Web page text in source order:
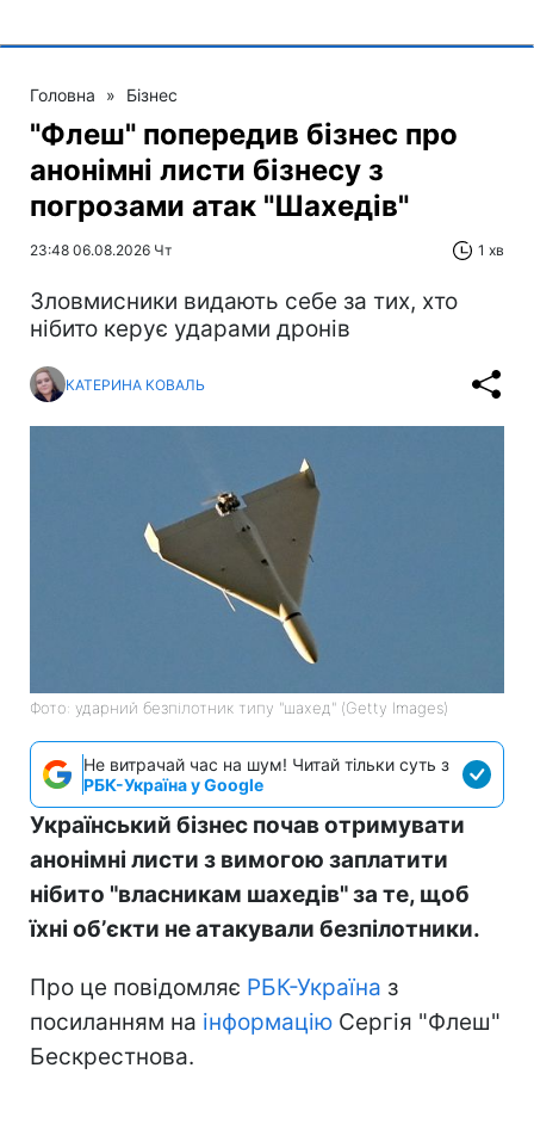
Головна » Бізнес
"Флеш" попередив бізнес про
анонімні листи бізнесу з
погрозами атак "Шахедів"
23:48 06.08.2026 Чт 1 хв
Зловмисники видають себе за тих, хто
нібито керує ударами дронів
КАТЕРИНА КОВАЛЬ
Фото: ударний безпілотник типу "шахед" (Getty Images)
Не витрачай час на шум! Читай тільки суть з
РБК-Україна у Google
Український бізнес почав отримувати
анонімні листи з вимогою заплатити
нібито "власникам шахедів" за те, щоб
їхні обʼєкти не атакували безпілотники.
Про це повідомляє РБК-Україна з
посиланням на інформацію Сергія "Флеш"
Бескрестнова.